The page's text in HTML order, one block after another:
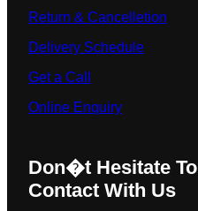
Return & Cancelletion
Delivery Schedule
Get a Call
Online Enquiry
Don�t Hesitate To
Contact With Us